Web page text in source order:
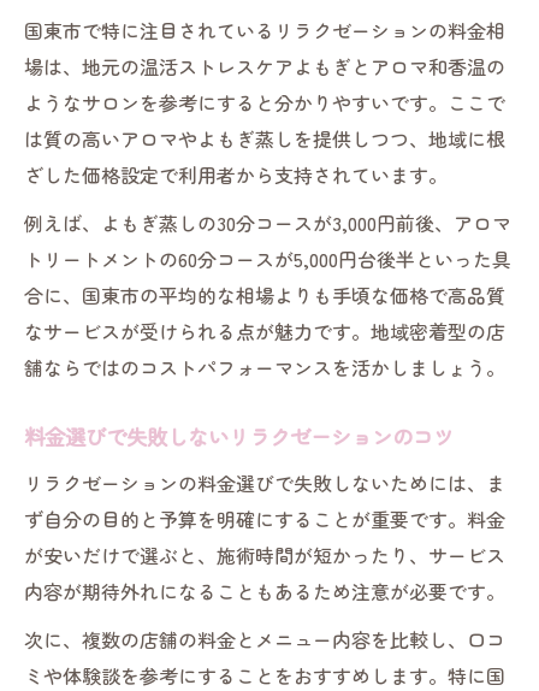
リラクゼーションの料金に納得するための
チェックポイント
自分に合ったリラクゼーション料金設定の
見つけ方
リラクゼーションで後悔しない料金選びの
国東市で特に注目されているリラクゼーションの料金相
場は、地元の温活ストレスケアよもぎとアロマ和香温の
ようなサロンを参考にすると分かりやすいです。ここで
は質の高いアロマやよもぎ蒸しを提供しつつ、地域に根
ざした価格設定で利用者から支持されています。
例えば、よもぎ蒸しの30分コースが3,000円前後、アロマ
トリートメントの60分コースが5,000円台後半といった具
合に、国東市の平均的な相場よりも手頃な価格で高品質
なサービスが受けられる点が魅力です。地域密着型の店
舗ならではのコストパフォーマンスを活かしましょう。
料金選びで失敗しないリラクゼーションのコツ
リラクゼーションの料金選びで失敗しないためには、ま
ず自分の目的と予算を明確にすることが重要です。料金
が安いだけで選ぶと、施術時間が短かったり、サービス
内容が期待外れになることもあるため注意が必要です。
次に、複数の店舗の料金とメニュー内容を比較し、口コ
ミや体験談を参考にすることをおすすめします。特に国